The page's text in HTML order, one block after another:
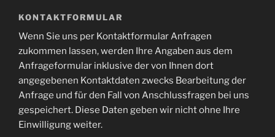
KONTAKTFORMULAR
Wenn Sie uns per Kontaktformular Anfragen
zukommen lassen, werden Ihre Angaben aus dem
Anfrageformular inklusive der von Ihnen dort
angegebenen Kontaktdaten zwecks Bearbeitung der
Anfrage und für den Fall von Anschlussfragen bei uns
gespeichert. Diese Daten geben wir nicht ohne Ihre
Einwilligung weiter.